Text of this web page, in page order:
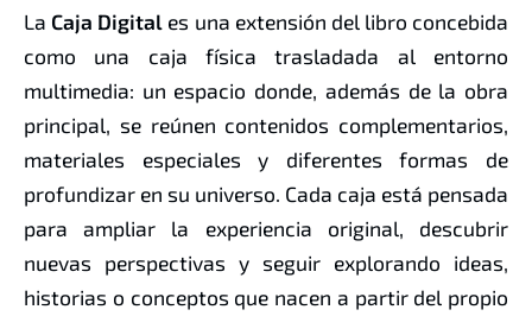
La Caja Digital es una extensión del libro concebida
como una caja física trasladada al entorno
multimedia: un espacio donde, además de la obra
principal, se reúnen contenidos complementarios,
materiales especiales y diferentes formas de
profundizar en su universo. Cada caja está pensada
para ampliar la experiencia original, descubrir
nuevas perspectivas y seguir explorando ideas,
historias o conceptos que nacen a partir del propio